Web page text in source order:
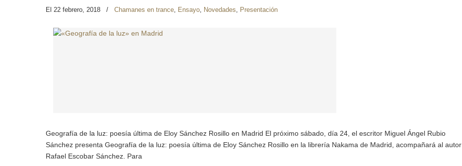
El 22 febrero, 2018 / Chamanes en trance, Ensayo, Novedades, Presentación
Geografía de la luz: poesía última de Eloy Sánchez Rosillo en Madrid El próximo sábado, día 24, el escritor Miguel Ángel Rubio
Sánchez presenta Geografía de la luz: poesía última de Eloy Sánchez Rosillo en la librería Nakama de Madrid, acompañará al autor
Rafael Escobar Sánchez. Para